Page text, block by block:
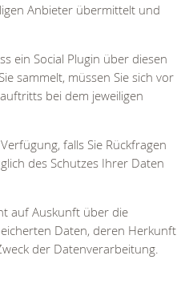
Anbieter übermittelt und
ein Social Plugin über diesen
sammelt, müssen Sie sich vor
bei dem jeweiligen
falls Sie Rückfragen
des Schutzes Ihrer Daten
auf Auskunft über die
Daten, deren Herkunft
der Datenverarbeitung.